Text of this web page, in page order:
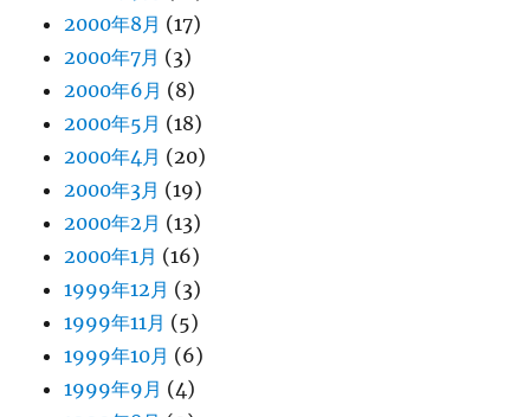
2000年8月 (17)
2000年7月 (3)
2000年6月 (8)
2000年5月 (18)
2000年4月 (20)
2000年3月 (19)
2000年2月 (13)
2000年1月 (16)
1999年12月 (3)
1999年11月 (5)
1999年10月 (6)
1999年9月 (4)